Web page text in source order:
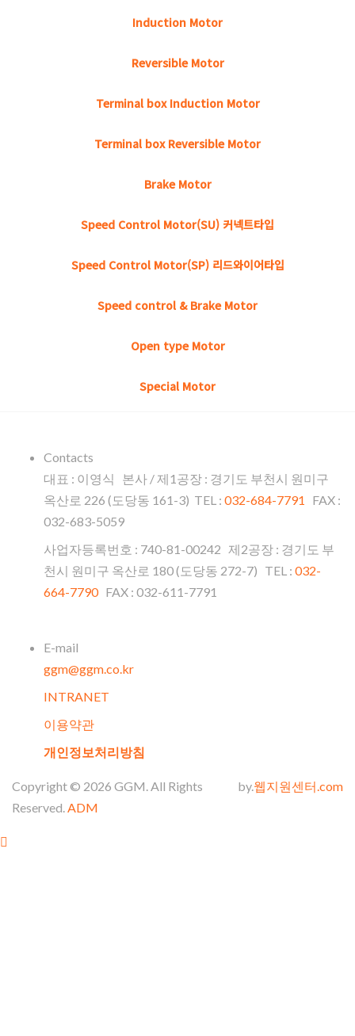
Induction Motor
Reversible Motor
Terminal box Induction Motor
Terminal box Reversible Motor
Brake Motor
Speed Control Motor(SU) 커넥트타입
Speed Control Motor(SP) 리드와이어타입
Speed control & Brake Motor
Open type Motor
Special Motor
Contacts
대표 : 이영식 본사 / 제1공장 : 경기도 부천시 원미구
옥산로 226 (도당동 161-3) TEL : 032-684-7791
FAX :
032-683-5059
사업자등록번호 : 740-81-00242 제2공장 : 경기도 부
천시 원미구 옥산로 180 (도당동 272-7) TEL : 032-
664-7790FAX : 032-611-7791
E-mail
ggm@ggm.co.kr
INTRANET
이용약관
개인정보처리방침
by.웹지원센터.com
Copyright© 2026 GGM. All Rights
Reserved.ADM